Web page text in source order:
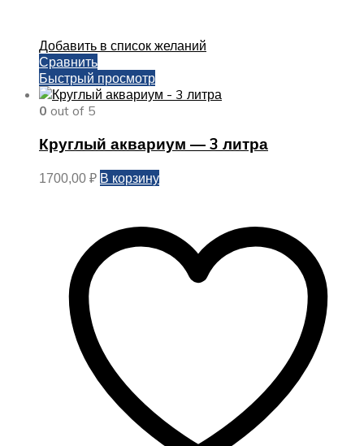
Добавить в список желаний
Сравнить
Быстрый просмотр
0 out of 5
Круглый аквариум — 3 литра
1700,00 ₽ В корзину